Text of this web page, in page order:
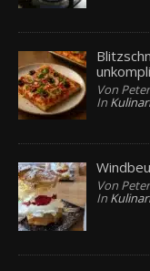
Von
In
Von
In